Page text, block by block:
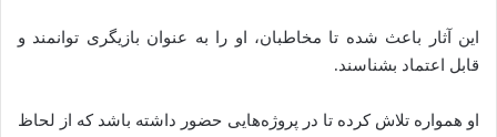
این آثار باعث شده تا مخاطبان، او را به عنوان بازیگری توانمند و
قابل اعتماد بشناسند.
او همواره تلاش کرده تا در پروژه‌هایی حضور داشته باشد که از لحاظ